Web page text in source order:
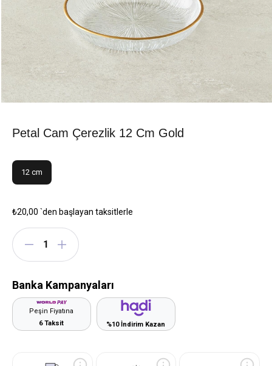
Petal Cam Çerezlik 12 Cm Gold
12 cm
₺20,00 `den başlayan taksitlerle
Banka Kampanyaları
Peşin Fiyatına
6 Taksit
%10 İndirim Kazan